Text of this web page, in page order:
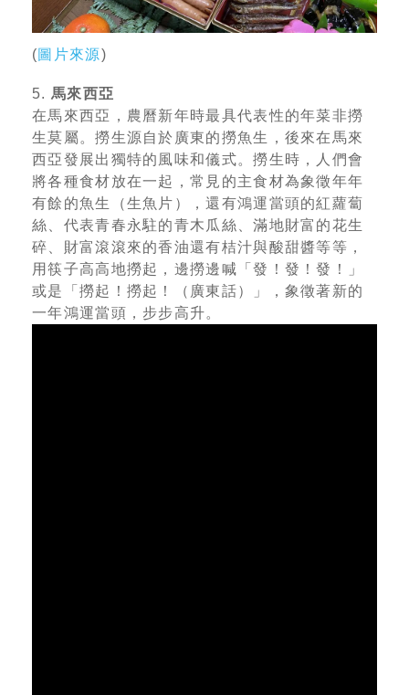
(圖片來源)
5. 馬來西亞
在馬來西亞，農曆新年時最具代表性的年菜非撈
生莫屬。撈生源自於廣東的撈魚生，後來在馬來
西亞發展出獨特的風味和儀式。撈生時，人們會
將各種食材放在一起，常見的主食材為象徵年年
有餘的魚生（生魚片），還有鴻運當頭的紅蘿蔔
絲、代表青春永駐的青木瓜絲、滿地財富的花生
碎、財富滾滾來的香油還有桔汁與酸甜醬等等，
用筷子高高地撈起，邊撈邊喊「發！發！發！」
或是「撈起！撈起！（廣東話）」，象徵著新的
一年鴻運當頭，步步高升。